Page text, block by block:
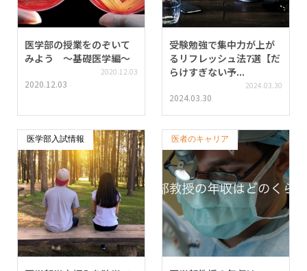
医学部の授業をのぞいて
みよう 〜基礎医学編〜
2020.12.03
2020.12.03
受験勉強で集中力が上が
るリフレッシュ法7選【だ
らけすぎない予...
2024.03.30
2024.03.30
医学部入試情報 医者のキャリア